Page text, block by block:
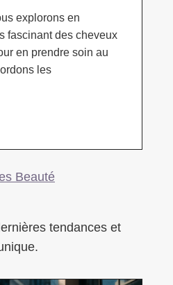
explorons en
fascinant des cheveux
en prendre soin au
les
Beauté
tendances et